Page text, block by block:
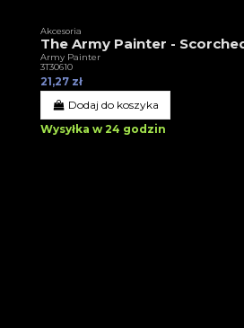
Akcesoria
The Army Painter -
Army Painter
3T30610
21,27 zł
Dodaj do koszyka
Wysyłka w 24 godzin